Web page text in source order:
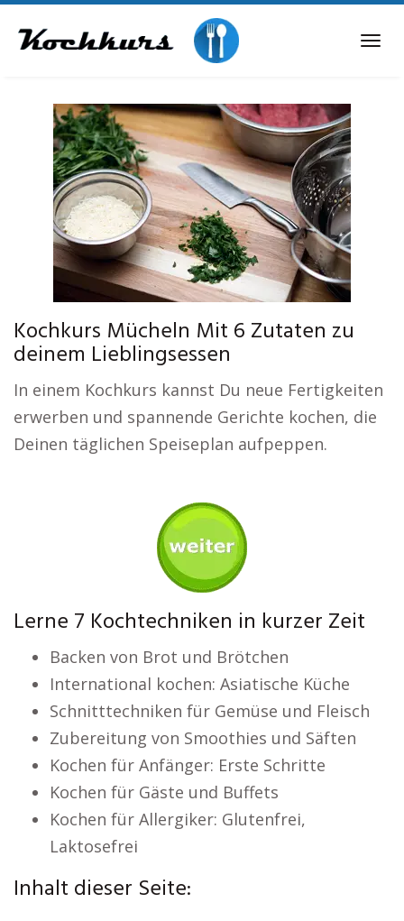
Kochkurs Mücheln Mit 6 Zutaten zu
deinem Lieblingsessen
In einem Kochkurs kannst Du neue Fertigkeiten
erwerben und spannende Gerichte kochen, die
Deinen täglichen Speiseplan aufpeppen.
Lerne 7 Kochtechniken in kurzer Zeit
Backen von Brot und Brötchen
International kochen: Asiatische Küche
Schnitttechniken für Gemüse und Fleisch
Zubereitung von Smoothies und Säften
Kochen für Anfänger: Erste Schritte
Kochen für Gäste und Buffets
Kochen für Allergiker: Glutenfrei,
Laktosefrei
Inhalt dieser Seite: